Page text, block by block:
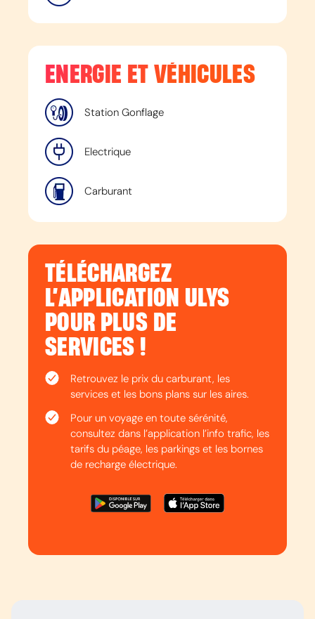
ENERGIE ET VÉHICULES
Station Gonflage
Electrique
Carburant
TÉLÉCHARGEZ
L’APPLICATION ULYS
POUR PLUS DE
SERVICES !
Retrouvez le prix du carburant, les
services et les bons plans sur les aires.
Pour un voyage en toute sérénité,
consultez dans l’application l’info trafic, les
tarifs du péage, les parkings et les bornes
de recharge électrique.